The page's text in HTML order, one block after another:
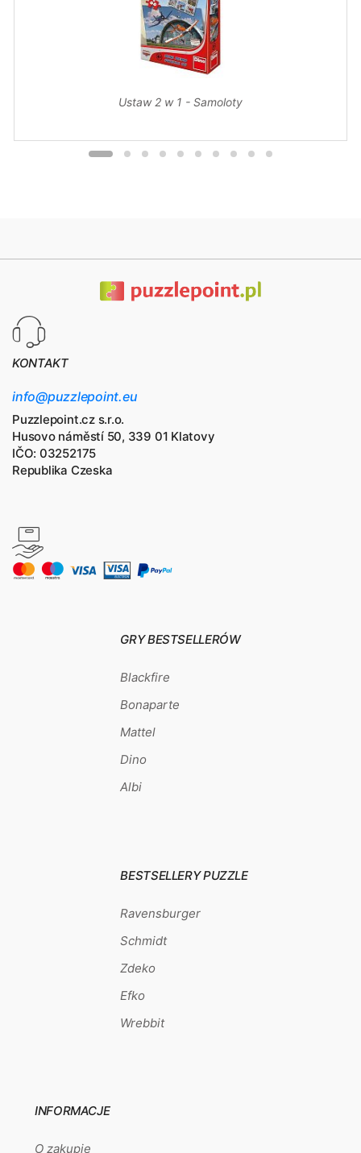
Ustaw 2 w 1 - Samoloty
KONTAKT
info@puzzlepoint.eu
Puzzlepoint.cz s.r.o.
Husovo náměstí 50, 339 01 Klatovy
IČO: 03252175
Republika Czeska
GRY BESTSELLERÓW
Blackfire
Bonaparte
Mattel
Dino
Albi
BESTSELLERY PUZZLE
Ravensburger
Schmidt
Zdeko
Efko
Wrebbit
INFORMACJE
O zakupie